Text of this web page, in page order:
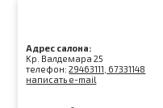
Адрес салона:
Kр. Валдемара 25
телефон:29463111, 67331148
написать e-mail